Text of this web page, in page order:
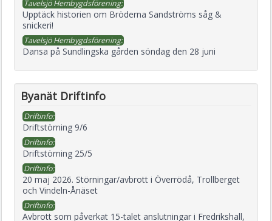
Tavelsjö Hembygdsförening:
Upptäck historien om Bröderna Sandströms såg &
snickeri!
Tavelsjö Hembygdsförening:
Dansa på Sundlingska gården söndag den 28 juni
Byanät Driftinfo
Driftinfo:
Driftstörning 9/6
Driftinfo:
Driftstörning 25/5
Driftinfo:
20 maj 2026. Störningar/avbrott i Överrödå, Trollberget
och Vindeln-Ånäset
Driftinfo:
Avbrott som påverkat 15-talet anslutningar i Fredrikshall,